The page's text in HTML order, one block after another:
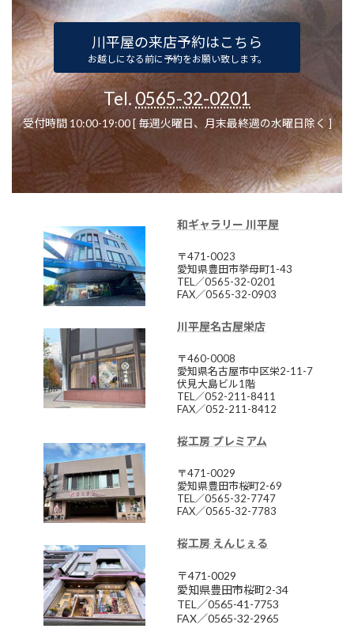
川平屋の来店予約はこちら
お越しになる前に予約をお願い致します。
Tel. 0565-32-0201
受付時間 10:00-19:00 [ 毎週火曜日、月末最終週の水曜日除く ]
和ギャラリー 川平屋
〒471-0023
愛知県豊田市挙母町1-43
TEL／0565-32-0201
FAX／0565-32-0903
川平屋名古屋栄店
〒460-0008
愛知県名古屋市中区栄2-11-7
伏見大島ビル1階
TEL／052-211-8411
FAX／052-211-8412
桜工房 プレミアム
〒471-0029
愛知県豊田市桜町2-69
TEL／0565-32-7747
FAX／0565-32-7783
桜工房 えんじぇる
〒471-0029
愛知県豊田市桜町2-34
TEL／0565-41-7753
FAX／0565-32-2965